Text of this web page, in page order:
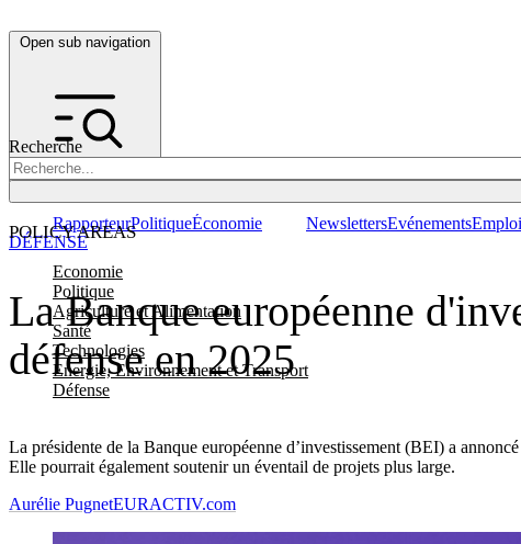
Open sub navigation
Recherche
POLICY AREAS
Economie
Politique
Agriculture et Alimentation
Santé
Technologies
Energie, Environnement et Transport
Défense
RapporteurPolitiqueÉconomie NewslettersEvénements
La Banque européenne
défense en 2025
La présidente de la Banque européenne d’investissement (BEI) a
Elle pourrait également soutenir un éventail de projets plus large.
DÉFENSE
Aurélie PugnetEURACTIV.com